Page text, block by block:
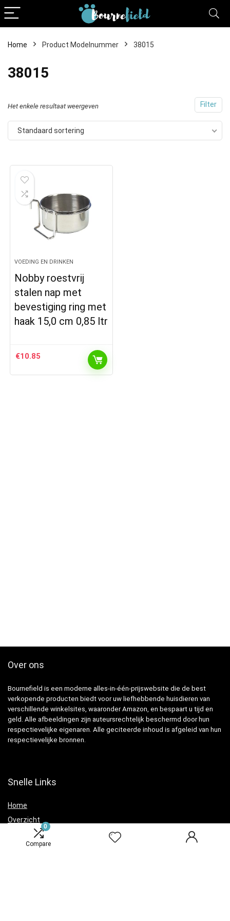
0
Compare
Home Product Modelnummer 38015
38015
Filter
Het enkele resultaat weergeven
Standaard sortering
VOEDING EN DRINKEN
Nobby roestvrij
stalen nap met
bevestiging ring met
haak 15,0 cm 0,85 ltr
€10.85
Over ons
Bournefield is een moderne alles-in-één-prijswebsite die de best
verkopende producten biedt voor uw liefhebbende huisdieren van
verschillende winkelsites, waaronder Amazon, en bespaart u tijd en
geld. Alle afbeeldingen zijn auteursrechtelijk beschermd door hun
respectievelijke eigenaren. Alle geciteerde inhoud is afgeleid van hun
respectievelijke bronnen.
Snelle Links
Home
Overzicht